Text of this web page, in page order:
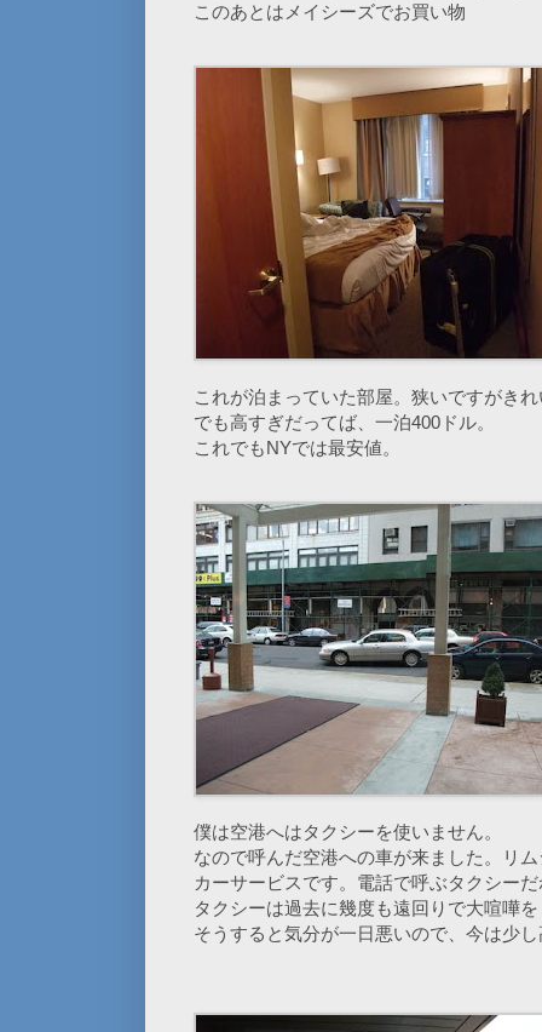
このあとはメイシーズでお買い物
これが泊まっていた部屋。狭いですがき
でも高すぎだってば、一泊400ドル。
これでもNYでは最安値。
僕は空港へはタクシーを使いません。
なので呼んだ空港への車が来ました。リ
カーサービスです。電話で呼ぶタクシー
タクシーは過去に幾度も遠回りで大喧嘩
そうすると気分が一日悪いので、今は少